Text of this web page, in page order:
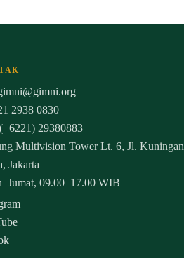
2938 0830
29380883
Multivision Tower Lt. 6, Jl. Kuningan
Jakarta
09.00–17.00 WIB